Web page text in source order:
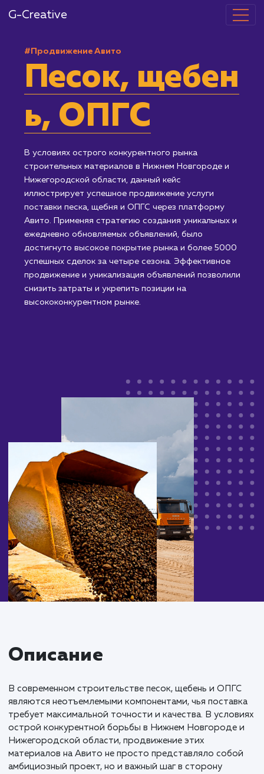
G-Creative
#Продвижение Авито
Песок,
ь, ОПГС
В условиях острого конкурентного рынка
строительных материалов в Нижнем Новгороде и
Нижегородской области, данный кейс
иллюстрирует успешное продвижение услуги
поставки песка, щебня и ОПГС через платформу
Авито. Применяя стратегию создания уникальных и
ежедневно обновляемых объявлений, было
достигнуто высокое покрытие рынка и более 5000
успешных сделок за четыре сезона. Эффективное
продвижение и уникализация объявлений
Описание
В современном строительстве песок, щебень и